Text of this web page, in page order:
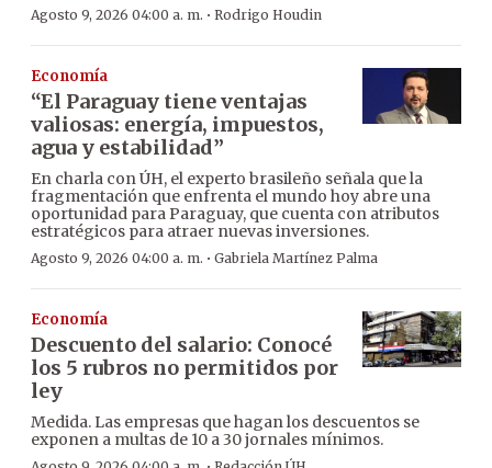
Agosto 9, 2026 04:00 a. m. · Rodrigo Houdin
Economía
“El Paraguay tiene ventajas
valiosas: energía, impuestos,
agua y estabilidad”
En charla con ÚH, el experto brasileño señala que la
fragmentación que enfrenta el mundo hoy abre una
oportunidad para Paraguay, que cuenta con atributos
estratégicos para atraer nuevas inversiones.
Agosto 9, 2026 04:00 a. m. · Gabriela Martínez Palma
Economía
Descuento del salario: Conocé
los 5 rubros no permitidos por
ley
Medida. Las empresas que hagan los descuentos se
exponen a multas de 10 a 30 jornales mínimos.